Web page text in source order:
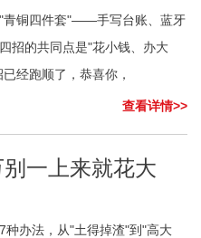
"青铜四件套"——手写台账、蓝牙
招的共同点是"花小钱、办大
经跑顺了，恭喜你，
查看详情>>
一上来就花大
种办法，从"土得掉渣"到"高大